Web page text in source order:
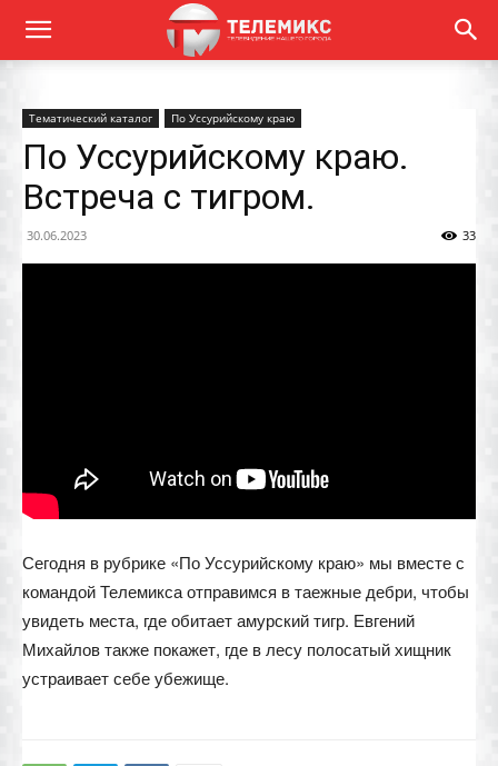
Тематический каталог По Уссурийскому краю
По Уссурийскому краю.
Встреча с тигром.
30.06.2023 33
Сегодня в рубрике «По Уссурийскому краю» мы вместе с
командой Телемикса отправимся в таежные дебри, чтобы
увидеть места, где обитает амурский тигр. Евгений
Михайлов также покажет, где в лесу полосатый хищник
устраивает себе убежище.